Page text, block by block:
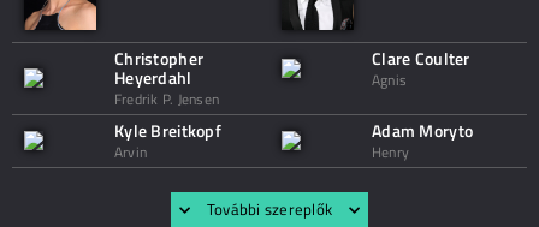
Christopher
Heyerdahl
Fredrik P. Jensen
Clare Coulter
Agnis
Kyle Breitkopf
Arvin
Adam Moryto
Henry
További szereplők